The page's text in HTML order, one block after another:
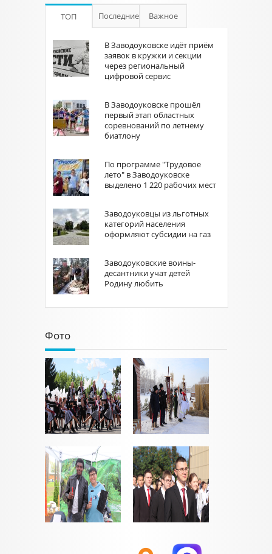
ТОП Последние Важное
В Заводоуковске идёт приём
заявок в кружки и секции
через региональный
цифровой сервис
В Заводоуковске прошёл
первый этап областных
соревнований по летнему
биатлону
По программе "Трудовое
лето" в Заводоуковске
выделено 1 220 рабочих мест
Заводоуковцы из льготных
категорий населения
оформляют субсидии на газ
Заводоуковские воины-
десантники учат детей
Родину любить
Фото